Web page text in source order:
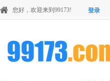
您好，欢迎来到99173! 登录